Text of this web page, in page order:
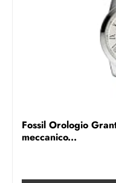
Fossil Orologio
meccanico...